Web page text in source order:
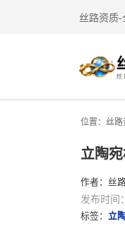
丝路资质-
位置： 丝路
立陶
作者：丝
发布时间
标签： 立